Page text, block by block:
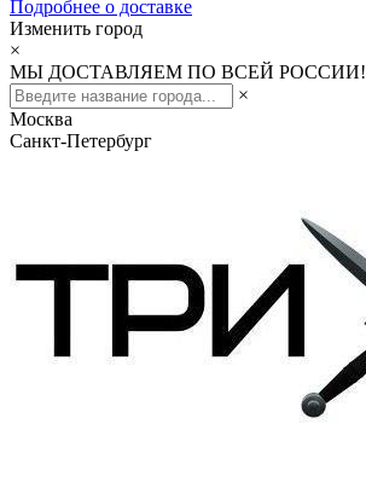
Подробнее о доставке
Изменить город
×
МЫ ДОСТАВЛЯЕМ ПО ВСЕЙ РОССИИ!
×
Москва
Санкт-Петербург